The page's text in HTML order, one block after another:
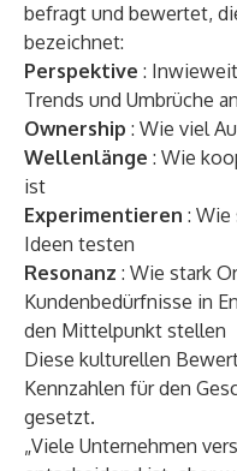
befragt und bewertet,
bezeichnet:
Perspektive :
Trends und Umbrüche
Ownership : Wie viel
Wellenlänge : Wie
ist
Experimentieren : Wie
Ideen testen
Resonanz : Wie stark
Kundenbedürfnisse in
den Mittelpunkt stellen
Diese kulturellen
Kennzahlen für den
gesetzt.
„Viele Unternehmen